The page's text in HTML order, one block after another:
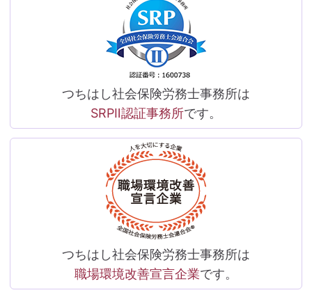
つちはし社会保険労務士事務所は
SRPⅡ認証事務所です。
つちはし社会保険労務士事務所は
職場環境改善宣言企業です。